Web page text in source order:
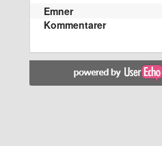
Emner
Kommentarer